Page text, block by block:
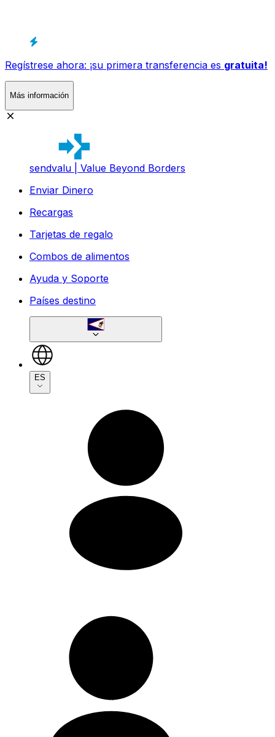
Regístrese ahora: ¡su primera transferencia es gratuita!
Más información
sendvalu | Value Beyond Borders
Enviar Dinero
Recargas
Tarjetas de regalo
Combos de alimentos
Ayuda y Soporte
Países destino
ES